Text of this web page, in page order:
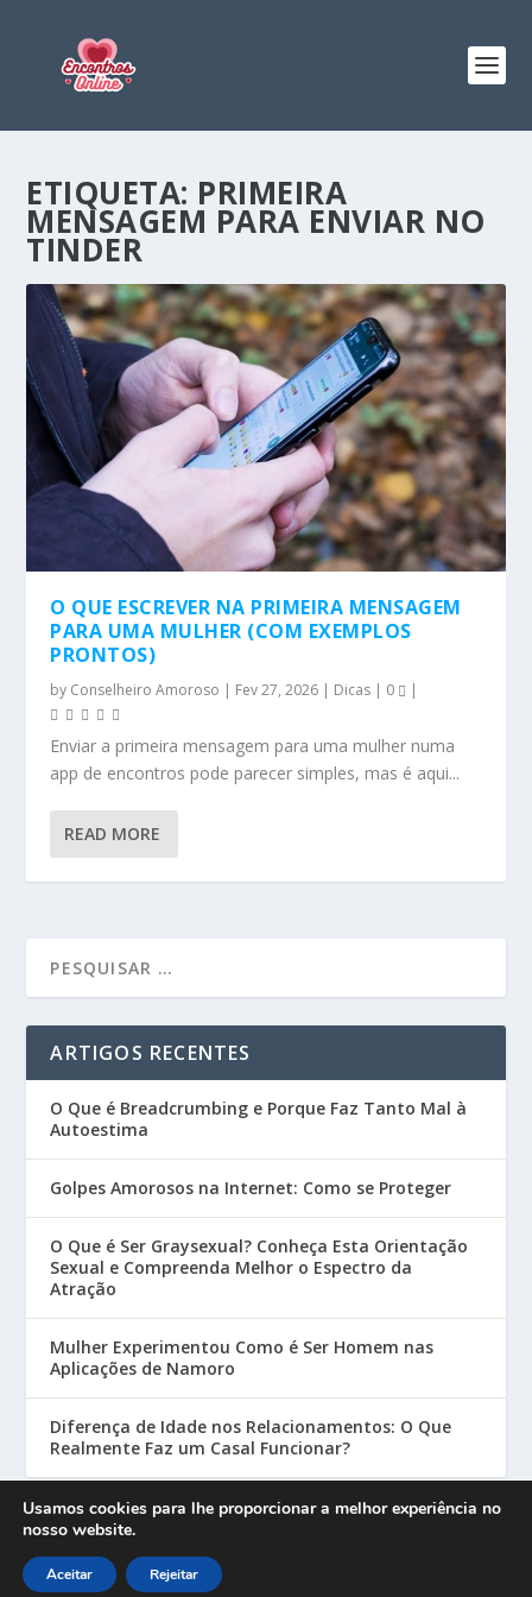
ETIQUETA: PRIMEIRA
MENSAGEM PARA ENVIAR NO
TINDER
O QUE ESCREVER NA PRIMEIRA MENSAGEM
PARA UMA MULHER (COM EXEMPLOS
PRONTOS)
by Conselheiro Amoroso | Fev 27, 2026 | Dicas | 0 |
Enviar a primeira mensagem para uma mulher numa
app de encontros pode parecer simples, mas é aqui...
READ MORE
ARTIGOS RECENTES
O Que é Breadcrumbing e Porque Faz Tanto Mal à
Autoestima
Golpes Amorosos na Internet: Como se Proteger
O Que é Ser Graysexual? Conheça Esta Orientação
Sexual e Compreenda Melhor o Espectro da
Atração
Mulher Experimentou Como é Ser Homem nas
Aplicações de Namoro
Diferença de Idade nos Relacionamentos: O Que
Realmente Faz um Casal Funcionar?
Designed byElegant Themes
Usamos cookies para lhe proporcionar a melhor experiência no
nosso website.
Aceitar Rejeitar